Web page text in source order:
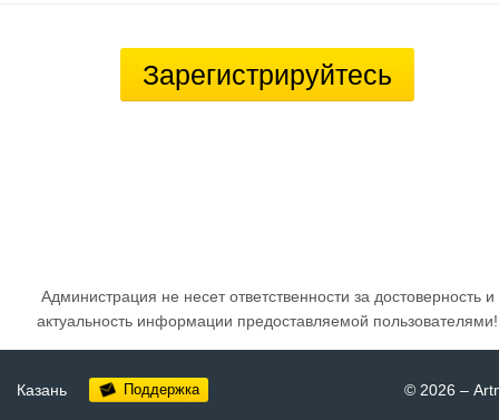
Зарегистрируйтесь
Администрация не несет ответственности за достоверность и
актуальность информации предоставляемой пользователями!
Казань Поддержка © 2026 –